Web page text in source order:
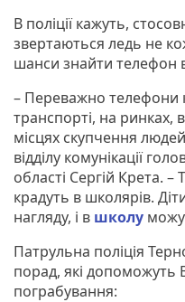
В поліції кажуть,
звертаються ледь не
шанси знайти телефон
– Переважно телефони
транспорті, на ринках,
місцях скупчення
відділу комунікації
області Сергій Крета.
крадуть в школярів.
нагляду, і в школу
Патрульна поліція
порад, які допоможуть
пограбування: